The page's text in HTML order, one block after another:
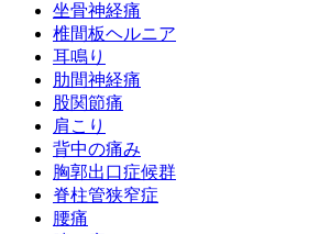
坐骨神経痛
椎間板ヘルニア
耳鳴り
肋間神経痛
股関節痛
肩こり
背中の痛み
胸郭出口症候群
脊柱管狭窄症
腰痛